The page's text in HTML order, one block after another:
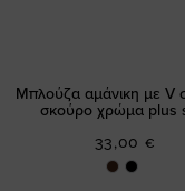
Μπλούζα αμάνικη με V
σκούρο χρώμα plus
33,00 €